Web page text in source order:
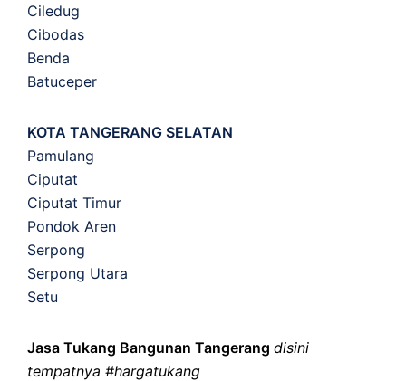
Ciledug
Cibodas
Benda
Batuceper
KOTA TANGERANG SELATAN
Pamulang
Ciputat
Ciputat Timur
Pondok Aren
Serpong
Serpong Utara
Setu
Jasa Tukang Bangunan Tangerang disini
tempatnya #hargatukang